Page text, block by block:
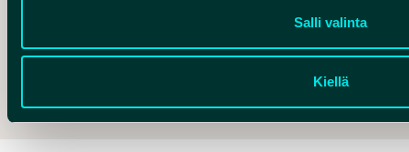
Salli valinta
Kiellä